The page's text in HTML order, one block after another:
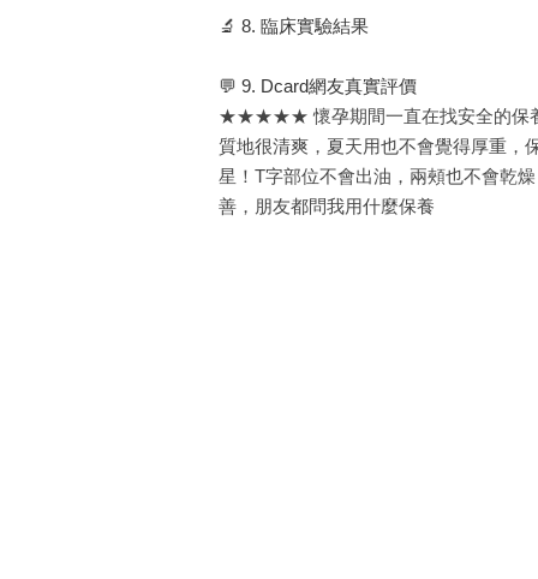
🔬 8. 臨床實驗結果
💬 9. Dcard網友真實評價
★★★★★ 懷孕期間一直在找安全的
質地很清爽，夏天用也不會覺得厚重
星！T字部位不會出油，兩頰也不會
善，朋友都問我用什麼保養